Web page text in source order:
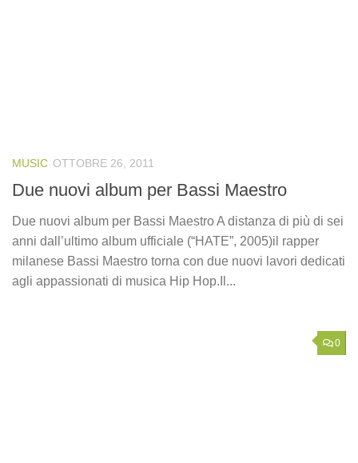
MUSIC OTTOBRE 26, 2011
Due nuovi album per Bassi Maestro
Due nuovi album per Bassi Maestro A distanza di più di sei
anni dall’ultimo album ufficiale (“HATE”, 2005)il rapper
milanese Bassi Maestro torna con due nuovi lavori dedicati
agli appassionati di musica Hip Hop.Il...
0